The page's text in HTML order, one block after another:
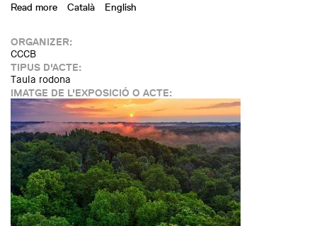
Read more about BOSQUES TROPICALES. Las vidas del bosque
Aldekoa
Català English
ORGANIZER:
CCCB
TIPUS D'ACTE:
Taula rodona
IMATGE DE L'EXPOSICIÓ O ACTE: